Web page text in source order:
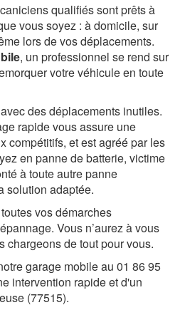
qualifiés sont prêts à
vous soyez : à domicile, sur
lors de vos déplacements.
, un professionnel se rend sur
votre véhicule en toute
des déplacements inutiles.
rapide vous assure une
compétitifs, et est agréé par les
en panne de batterie, victime
à toute autre panne
solution adaptée.
vos démarches
Vous n’aurez à vous
chargeons de tout pour vous.
garage mobile au 01 86 95
intervention rapide et d'un
(77515).